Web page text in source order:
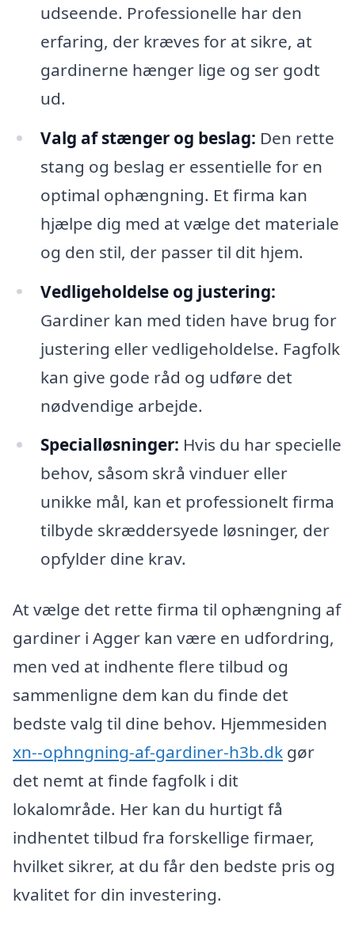
udseende. Professionelle har den
erfaring, der kræves for at sikre, at
gardinerne hænger lige og ser godt
ud.
Valg af stænger og beslag: Den rette
stang og beslag er essentielle for en
optimal ophængning. Et firma kan
hjælpe dig med at vælge det materiale
og den stil, der passer til dit hjem.
Vedligeholdelse og justering:
Gardiner kan med tiden have brug for
justering eller vedligeholdelse. Fagfolk
kan give gode råd og udføre det
nødvendige arbejde.
Specialløsninger: Hvis du har specielle
behov, såsom skrå vinduer eller
unikke mål, kan et professionelt firma
tilbyde skræddersyede løsninger, der
opfylder dine krav.
At vælge det rette firma til ophængning af
gardiner i Agger kan være en udfordring,
men ved at indhente flere tilbud og
sammenligne dem kan du finde det
bedste valg til dine behov. Hjemmesiden
xn--ophngning-af-gardiner-h3b.dk gør
det nemt at finde fagfolk i dit
lokalområde. Her kan du hurtigt få
indhentet tilbud fra forskellige firmaer,
hvilket sikrer, at du får den bedste pris og
kvalitet for din investering.